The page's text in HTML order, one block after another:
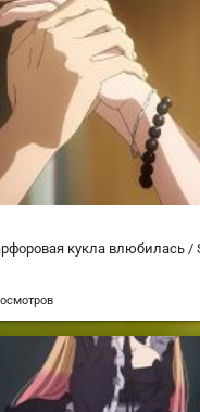
кукла влюбилась /